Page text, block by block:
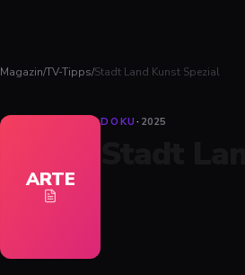
Magazin/TV-Tipps/Stadt Land Kunst Spezial
ARTE
DOKU· 2025